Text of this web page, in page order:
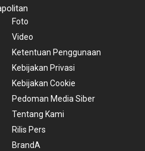
Foto
Video
Ketentuan Penggunaan
Kebijakan Privasi
Kebijakan Cookie
Pedoman Media Siber
Tentang Kami
Rilis Pers
BrandA